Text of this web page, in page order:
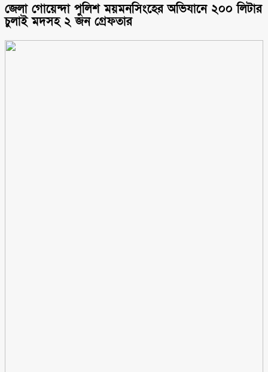
জেলা গোয়েন্দা পুলিশ ময়মনসিংহের অভিযানে ২০০ লিটার
চুলাই মদসহ ২ জন গ্রেফতার